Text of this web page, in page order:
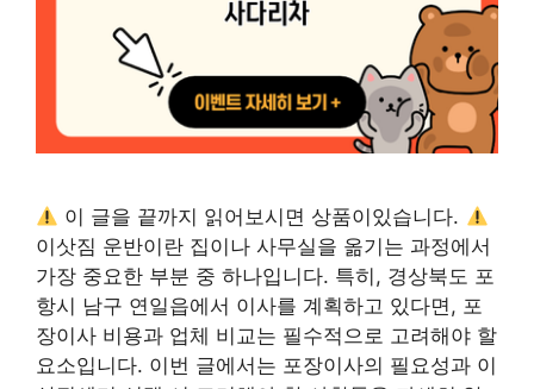
이 글을 끝까지 읽어보시면 상품이있습니다.
이삿짐 운반이란 집이나 사무실을 옮기는 과정에서
가장 중요한 부분 중 하나입니다. 특히, 경상북도 포
항시 남구 연일읍에서 이사를 계획하고 있다면, 포
장이사 비용과 업체 비교는 필수적으로 고려해야 할
요소입니다. 이번 글에서는 포장이사의 필요성과 이